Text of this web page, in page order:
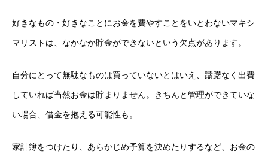
好きなもの・好きなことにお金を費やすことをいとわないマキシ
マリストは、なかなか貯金ができないという欠点があります。
自分にとって無駄なものは買っていないとはいえ、躊躇なく出費
していれば当然お金は貯まりません。きちんと管理ができていな
い場合、借金を抱える可能性も。
家計簿をつけたり、あらかじめ予算を決めたりするなど、お金の